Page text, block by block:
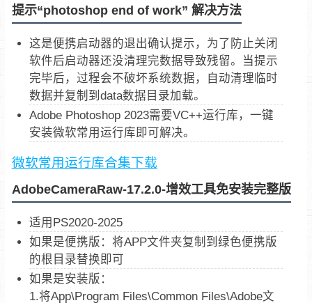
提示“photoshop end of work” 解决方法
这是便携启动器的退出确认提示，为了防止关闭
软件后启动器还没清理完数据导致残留。当提示
完毕后，过程会不破坏系统数据，自动清理临时
数据并复制到data数据目录加载。
Adobe Photoshop 2023需要VC++运行库，一键
安装微软常用运行库即可解决。
微软常用运行库合集下载
AdobeCameraRaw-17.2.0-增效工具免安装完整版
适用PS2020-2025
如果是便携版：将APP文件夹复制到绿色便携版
的根目录替换即可
如果是安装版：
1.将App\Program Files\Common Files\Adobe文